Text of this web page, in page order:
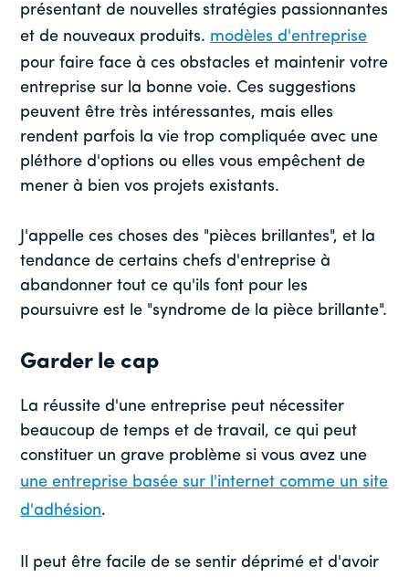
présentant de nouvelles stratégies passionnantes
et de nouveaux produits. modèles d'entreprise
pour faire face à ces obstacles et maintenir votre
entreprise sur la bonne voie. Ces suggestions
peuvent être très intéressantes, mais elles
rendent parfois la vie trop compliquée avec une
pléthore d'options ou elles vous empêchent de
mener à bien vos projets existants.
J'appelle ces choses des "pièces brillantes", et la
tendance de certains chefs d'entreprise à
abandonner tout ce qu'ils font pour les
poursuivre est le "syndrome de la pièce brillante".
Garder le cap
La réussite d'une entreprise peut nécessiter
beaucoup de temps et de travail, ce qui peut
constituer un grave problème si vous avez une
une entreprise basée sur l'internet comme un site
d'adhésion.
Il peut être facile de se sentir déprimé et d'avoir